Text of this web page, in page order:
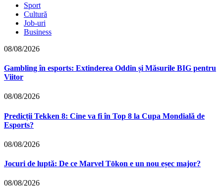
Sport
Cultură
Job-uri
Business
08/08/2026
Gambling în esports: Extinderea Oddin și Măsurile BIG pentru
Viitor
08/08/2026
Predicții Tekken 8: Cine va fi în Top 8 la Cupa Mondială de
Esports?
08/08/2026
Jocuri de luptă: De ce Marvel Tōkon e un nou eșec major?
08/08/2026